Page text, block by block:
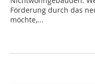
Förderung durch das
möchte,...